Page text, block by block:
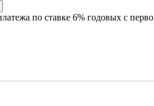
по ставке 6% годовых с